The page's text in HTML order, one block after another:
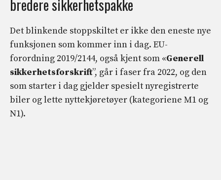
bredere sikkerhetspakke
Det blinkende stoppskiltet er ikke den eneste nye
funksjonen som kommer inn i dag. EU-
forordning 2019/2144, også kjent som «Generell
sikkerhetsforskrift”, går i faser fra 2022, og den
som starter i dag gjelder spesielt nyregistrerte
biler og lette nyttekjøretøyer (kategoriene M1 og
N1).